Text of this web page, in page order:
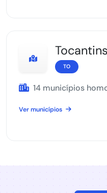
Tocantins
TO
14 municípios
Ver municípios